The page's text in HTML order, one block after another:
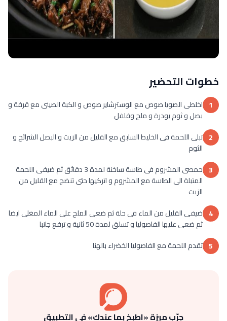
خطوات التحضير
1 اخلطى الصويا صوص مع الوسترشاير صوص و الكبة الصينى مع قرفة و
بصل و ثوم بودرة و ملح وفلفل
2 تبلى اللحمة فى الخليط السابق مع القليل من الزيت و البصل الشرائح و
الثوم
3
حمصى المشروم فى طاسة ساخنة لمدة 3 دقائق ثم ضيفى اللحمة
المتبلة الى الطاسة مع المشروم و اتركيها حتى تنضج مع القليل من
الزيت
4 ضيفى القليل من الماء فى حلة ثم ضعى الملح على الماء المغلى ايضا
ثم ضعى عليها الفاصوليا و تسلق لمدة 50 ثانية و ترفع جانبا
5 تقدم اللحمة مع الفاصوليا الخضراء بالهنا
جرّب ميزة «اطبخ بما عندك» في التطبيق